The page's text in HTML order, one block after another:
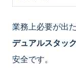
業務上必要が出た
デュアルスタッ
安全です。